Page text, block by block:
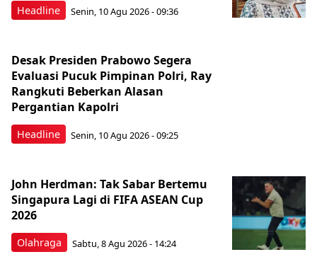
Headline Senin, 10 Agu 2026 - 09:36
Headline
Desak Presiden Prabowo Segera
Evaluasi Pucuk Pimpinan Polri, Ray
Rangkuti Beberkan Alasan
Pergantian Kapolri
Senin, 10 Agu 2026 - 09:25
Olahraga
John Herdman: Tak Sabar Bertemu
Singapura Lagi di FIFA ASEAN Cup
2026
Sabtu, 8 Agu 2026 - 14:24